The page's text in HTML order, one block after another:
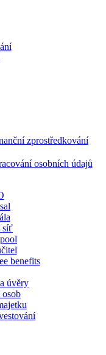
zprostředkování
osobních údajů
síť
benefits
úvěry
osob